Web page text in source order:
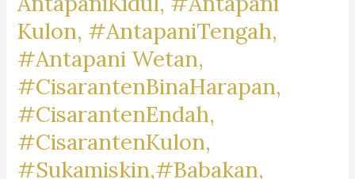
Kulon, #AntapaniTengah,
#Antapani Wetan,
#CisarantenBinaHarapan,
#CisarantenEndah,
#CisarantenKulon,
#Sukamiskin,#Babakan,